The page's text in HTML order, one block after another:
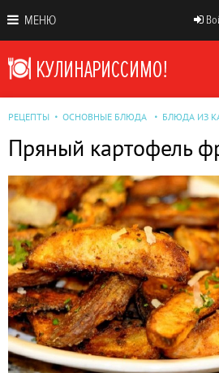
МЕНЮ
РЕЦЕПТЫ ОСНОВНЫЕ БЛЮДА БЛЮДА ИЗ
Пряный картофель